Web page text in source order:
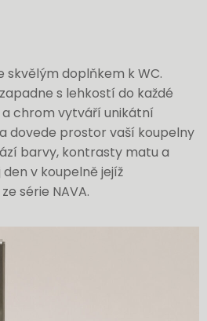
skvělým doplňkem k WC.
s lehkostí do každé
chrom vytváří unikátní
dovede prostor vaší koupelny
barvy, kontrasty matu a
v koupelně jejíž
série NAVA.